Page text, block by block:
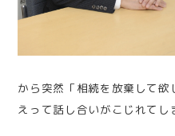
から突然「相続を放棄して
えって話し合いがこじれてし